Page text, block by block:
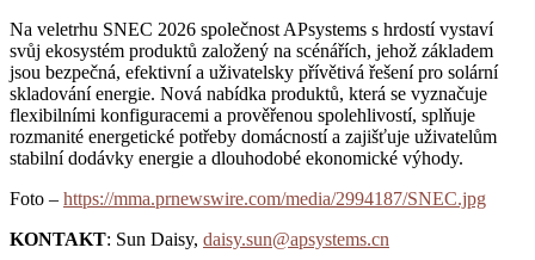
Na veletrhu SNEC 2026 společnost APsystems s hrdostí vystaví
svůj ekosystém produktů založený na scénářích, jehož základem
jsou bezpečná, efektivní a uživatelsky přívětivá řešení pro solární
skladování energie. Nová nabídka produktů, která se vyznačuje
flexibilními konfiguracemi a prověřenou spolehlivostí, splňuje
rozmanité energetické potřeby domácností a zajišťuje uživatelům
stabilní dodávky energie a dlouhodobé ekonomické výhody.
Foto – https://mma.prnewswire.com/media/2994187/SNEC.jpg
KONTAKT: Sun Daisy, daisy.sun@apsystems.cn